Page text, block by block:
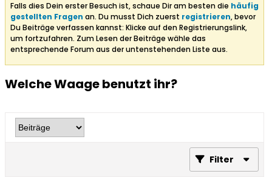
Falls dies Dein erster Besuch ist, schaue Dir am besten die häufig
gestellten Fragen an. Du musst Dich zuerst registrieren, bevor
Du Beiträge verfassen kannst: Klicke auf den Registrierungslink,
um fortzufahren. Zum Lesen der Beiträge wähle das
entsprechende Forum aus der untenstehenden Liste aus.
Welche Waage benutzt ihr?
Filter